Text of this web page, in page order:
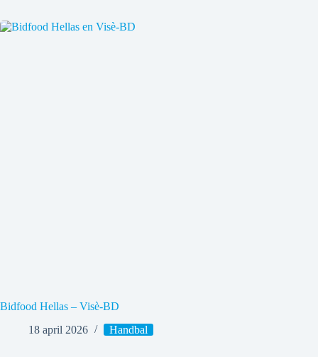
Bidfood Hellas – Visè-BD
18 april 2026
Handbal